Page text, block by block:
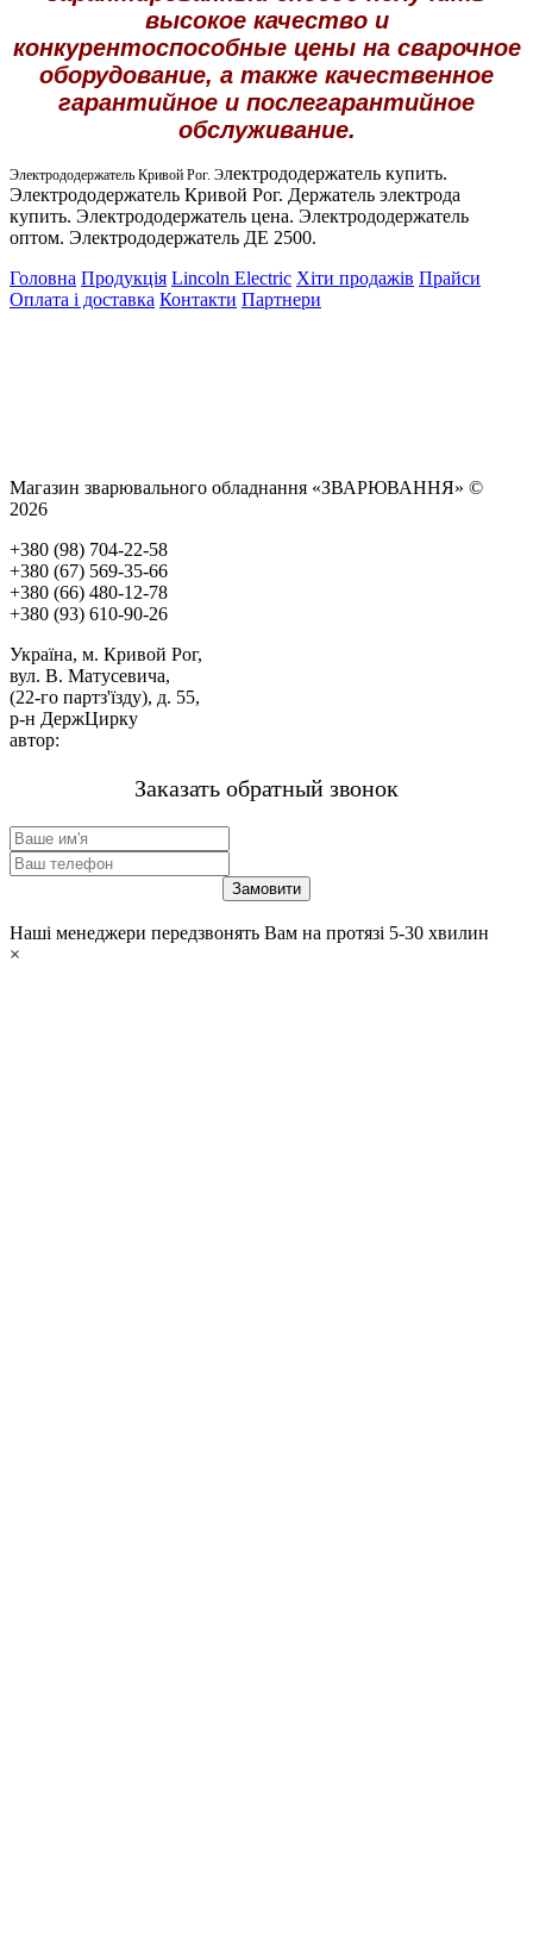
высокое качество и
конкурентоспособные цены на сварочное
оборудование, а также качественное
гарантийное и послегарантийное
обслуживание.
Электрододержатель Кривой Рог. Электрододержатель купить.
Электрододержатель Кривой Рог. Держатель электрода
купить. Электрододержатель цена. Электрододержатель
оптом. Электрододержатель ДЕ 2500.
Головна Продукція Lincoln Electric Хіти продажів Прайси
Оплата і доставка Контакти Партнери
Магазин зварювального обладнання «ЗВАРЮВАННЯ» ©
2026
+380 (98) 704-22-58
+380 (67) 569-35-66
+380 (66) 480-12-78
+380 (93) 610-90-26
Україна, м. Кривой Рог,
вул. В. Матусевича,
(22-го партз'їзду), д. 55,
р-н ДержЦирку
автор:
Заказать обратный звонок
Наші менеджери передзвонять Вам на протязі 5-30 хвилин
×